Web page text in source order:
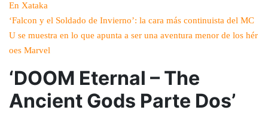
En Xataka
‘Falcon y el Soldado de Invierno’: la cara más continuista del MC
U se muestra en lo que apunta a ser una aventura menor de los hér
oes Marvel
‘DOOM Eternal – The
Ancient Gods Parte Dos’